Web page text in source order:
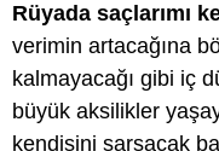
Rüyada saçlarımı
verimin artacağına
kalmayacağı gibi iç
büyük aksilikler
kendisini sarsacak